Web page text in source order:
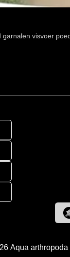
visvoer
Aqua arthropoda